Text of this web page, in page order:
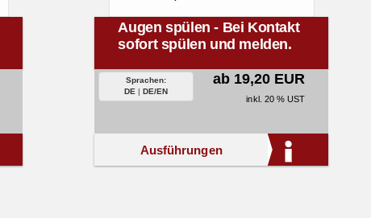
Augen spülen - Bei Kontakt
sofort spülen und melden.
Sprachen:
DE
DE/EN
ab 19,20 EUR
inkl. 20 % UST
Ausführungen